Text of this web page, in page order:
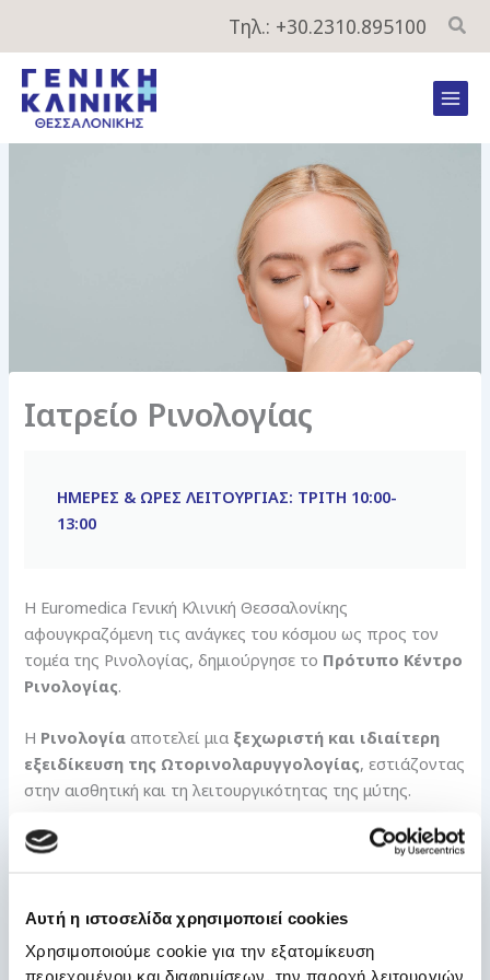
Αυτή η ιστοσελίδα χρησιμοποιεί cookies
Χρησιμοποιούμε cookie για την εξατομίκευση
περιεχόμενο
Τηλ.: +30.2310.895100
Ιατρείο Ρινολογίας
ΗΜΕΡΕΣ & ΩΡΕΣ ΛΕΙΤΟΥΡΓΙΑΣ: ΤΡΙΤΗ 10:00-
13:00
Η Euromedica Γενική Κλινική Θεσσαλονίκης
αφουγκραζόμενη τις ανάγκες του κόσμου ως προς τον
τομέα της Ρινολογίας, δημιούργησε το Πρότυπο Κέντρο
Ρινολογίας.
Η Ρινολογία αποτελεί μια ξεχωριστή και ιδιαίτερη
εξειδίκευση της Ωτορινολαρυγγολογίας, εστιάζοντας
στην αισθητική και τη λειτουργικότητας της μύτης.
· Η μύτη αποτελεί ταυτόχρονα κεντρικό χαρακτηριστικό
αναπνευστικής οδού με ρόλο τον καθαρισμό, την
εφύγρανση και τη θέρμανση του εισπνεόμενου αέρα